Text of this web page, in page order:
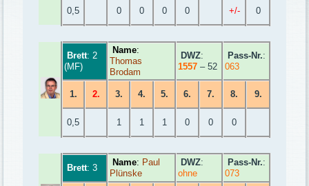
0,5 0 0 0 0 +/- 0
Brett: 2
(MF)
Name:
Thomas
Brodam
DWZ:
1557 – 52
Pass-Nr.:
063
1. 2. 3. 4. 5. 6. 7. 8. 9.
0,5 1 1 1 0 0 0
Brett: 3
Name: Paul
Plünske
DWZ:
ohne
Pass-Nr.:
073